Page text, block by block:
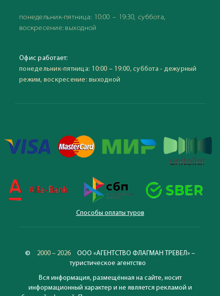
понедельник-пятница: 10:00 – 19:30, суббота,
воскресение: выходной
Офис работает:
понедельник-пятница: 10:00 – 19:00, суббота - дежурный
режим, воскресение: выходной
Способы оплаты туров
© 2000 – 2026
ООО «АГЕНТСТВО ФЛАГМАН ТРЕВЕЛ» –
туристическое агентство
Вся информация, размещённая на сайте, носит
информационный характер и не является рекламой и